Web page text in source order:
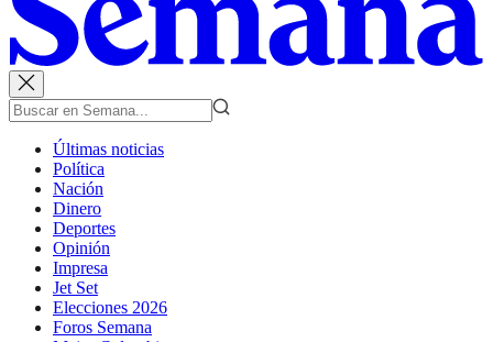
Últimas noticias
Política
Nación
Dinero
Deportes
Opinión
Impresa
Jet Set
Elecciones 2026
Foros Semana